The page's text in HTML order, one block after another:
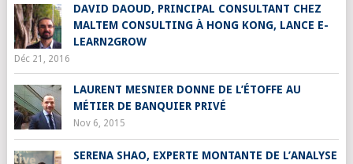
DAVID DAOUD, PRINCIPAL CONSULTANT CHEZ
MALTEM CONSULTING À HONG KONG, LANCE E-
LEARN2GROW
Déc 21, 2016
LAURENT MESNIER DONNE DE L’ÉTOFFE AU
MÉTIER DE BANQUIER PRIVÉ
Nov 6, 2015
SERENA SHAO, EXPERTE MONTANTE DE L’ANALYSE